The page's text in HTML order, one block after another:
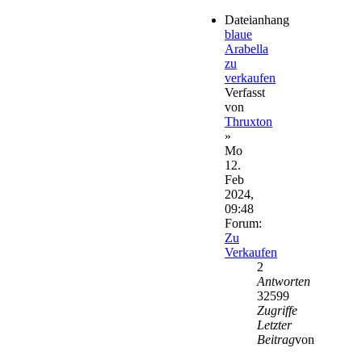
Dateianhang
blaue
Arabella
zu
verkaufen
Verfasst
von
Thruxton
»
Mo
12.
Feb
2024,
09:48
Forum:
Zu
Verkaufen
2
Antworten
32599
Zugriffe
Letzter
Beitragvon